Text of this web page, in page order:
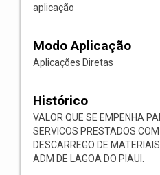
aplicação
Modo Aplicação
Aplicações Diretas
Histórico
VALOR QUE SE EMPENHA
SERVICOS PRESTADOS
DESCARREGO DE
ADM DE LAGOA DO PIAUI.